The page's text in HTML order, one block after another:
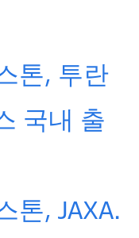
톤, 투란
국내 출
톤, JAXA.